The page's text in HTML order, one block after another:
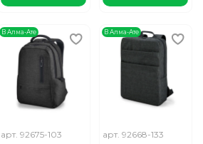
В Алма-Ате
арт.92675-103
В Алма-Ате
арт.92668-133